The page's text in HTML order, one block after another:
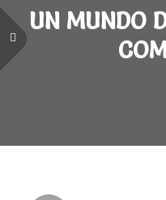
UN MUNDO